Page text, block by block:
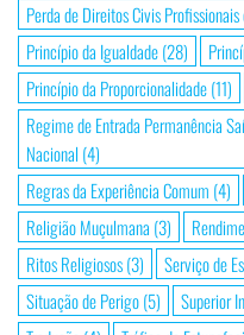
Perda de Direitos Civis
Princípio da Igualdade(28)
Princípio da Proporcionalidade(11)
Regime de Entrada Permanência
Nacional (4)
Regras da Experiência Comum (4)
Religião Muçulmana (3)
Ritos Religiosos(3) Serviço de
Situação de Perigo(5) Superior